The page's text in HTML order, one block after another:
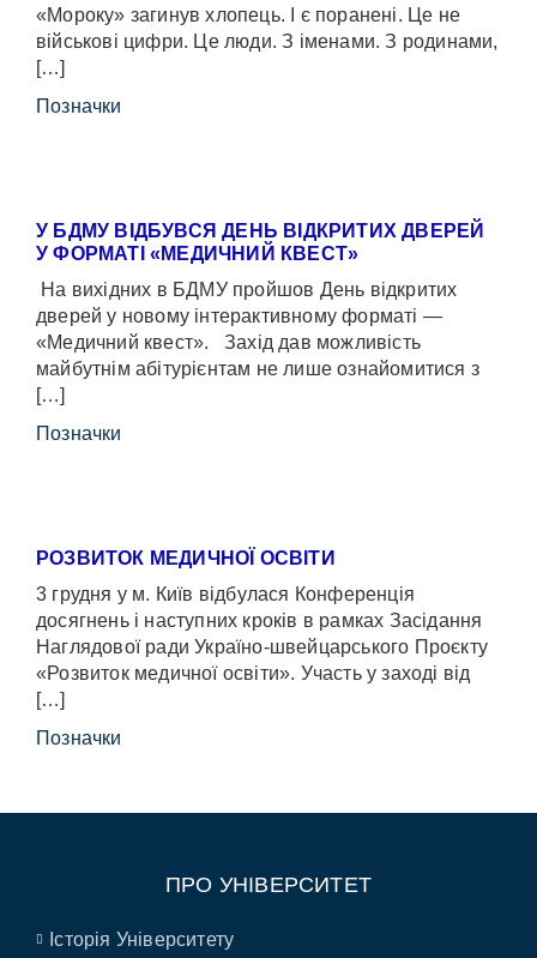
«Мороку» загинув хлопець. І є поранені. Це не
військові цифри. Це люди. З іменами. З родинами,
[…]
Позначки
У БДМУ ВІДБУВСЯ ДЕНЬ ВІДКРИТИХ ДВЕРЕЙ
У ФОРМАТІ «МЕДИЧНИЙ КВЕСТ»
На вихідних в БДМУ пройшов День відкритих
дверей у новому інтерактивному форматі —
«Медичний квест». Захід дав можливість
майбутнім абітурієнтам не лише ознайомитися з
[…]
Позначки
РОЗВИТОК МЕДИЧНОЇ ОСВІТИ
3 грудня у м. Київ відбулася Конференція
досягнень і наступних кроків в рамках Засідання
Наглядової ради Україно-швейцарського Проєкту
«Розвиток медичної освіти». Участь у заході від
[…]
Позначки
ПРО УНІВЕРСИТЕТ
Історія Університету